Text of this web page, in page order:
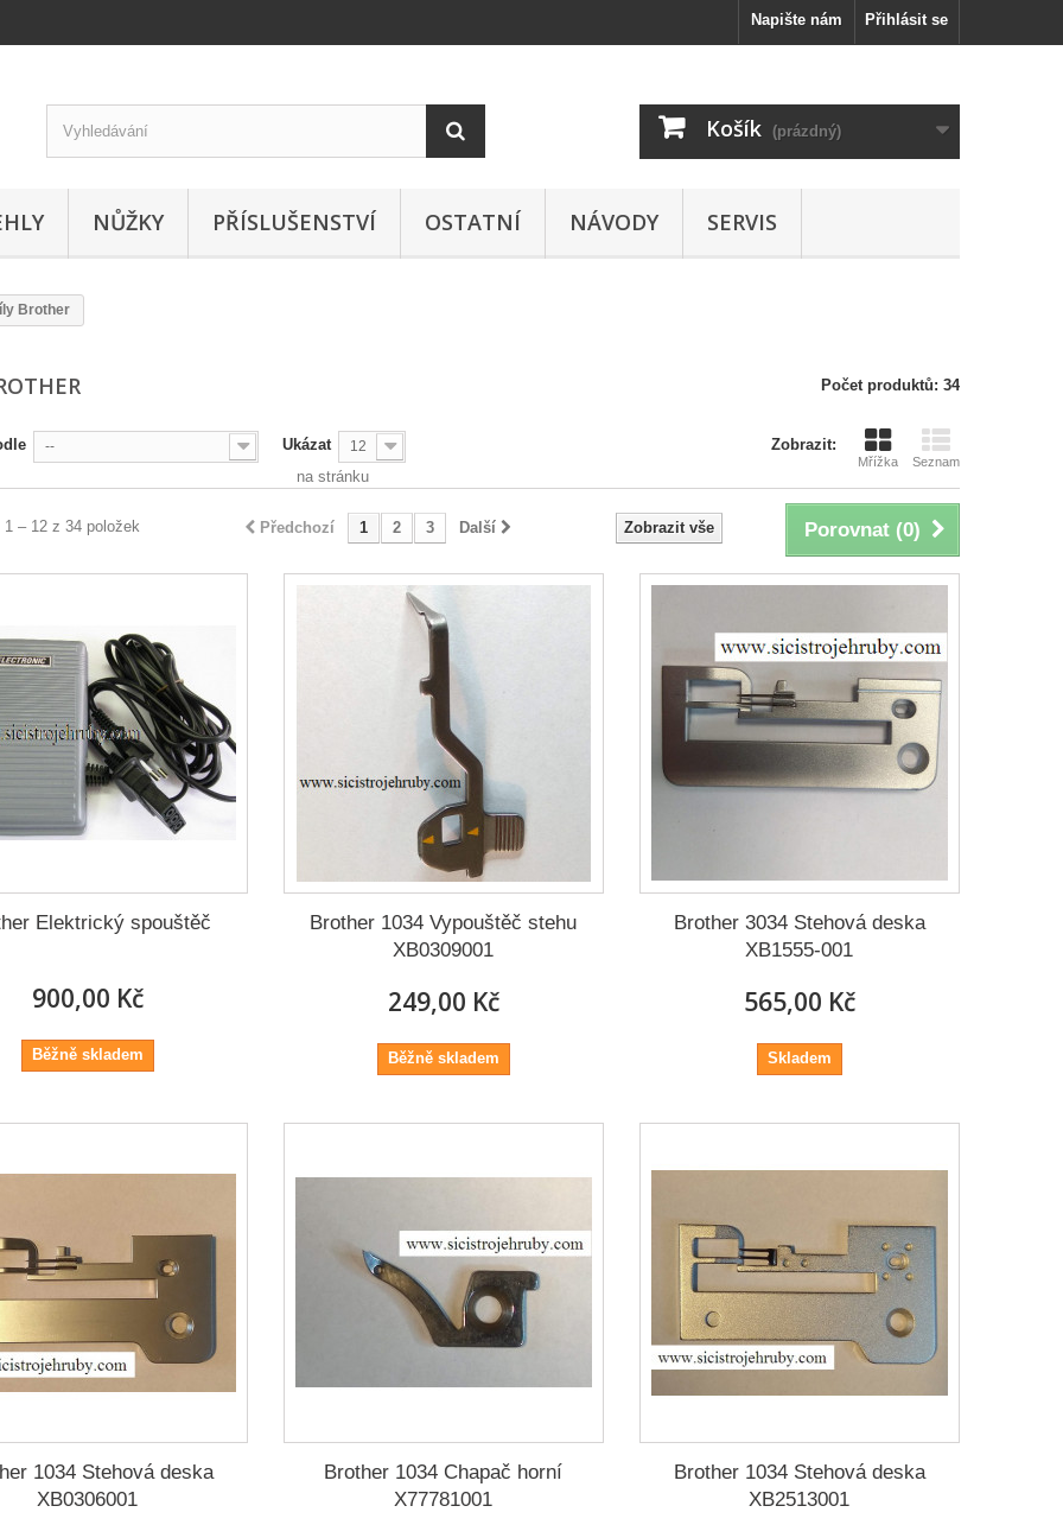
Přihlásit se
Napište nám
Košík (prázdný)
NŮŽKY PŘÍSLUŠENSTVÍ OSTATNÍ NÁVODY SERVIS
Brother
Počet produktů: 34
Zobrazit:
Mřížka Seznam
-- Ukázat 12
na stránku
Porovnat (0)
Zobrazit vše
Předchozí 1 2 3 Další
1 – 12 z 34 položek
Elektrický spouštěč
900,00 Kč
Běžně skladem
Brother 1034 Vypouštěč stehu
XB0309001
249,00 Kč
Běžně skladem
Brother 3034 Stehová deska
XB1555-001
565,00 Kč
Skladem
1034 Stehová deska
XB0306001
Brother 1034 Chapač horní
X77781001
Brother 1034 Stehová deska
XB2513001